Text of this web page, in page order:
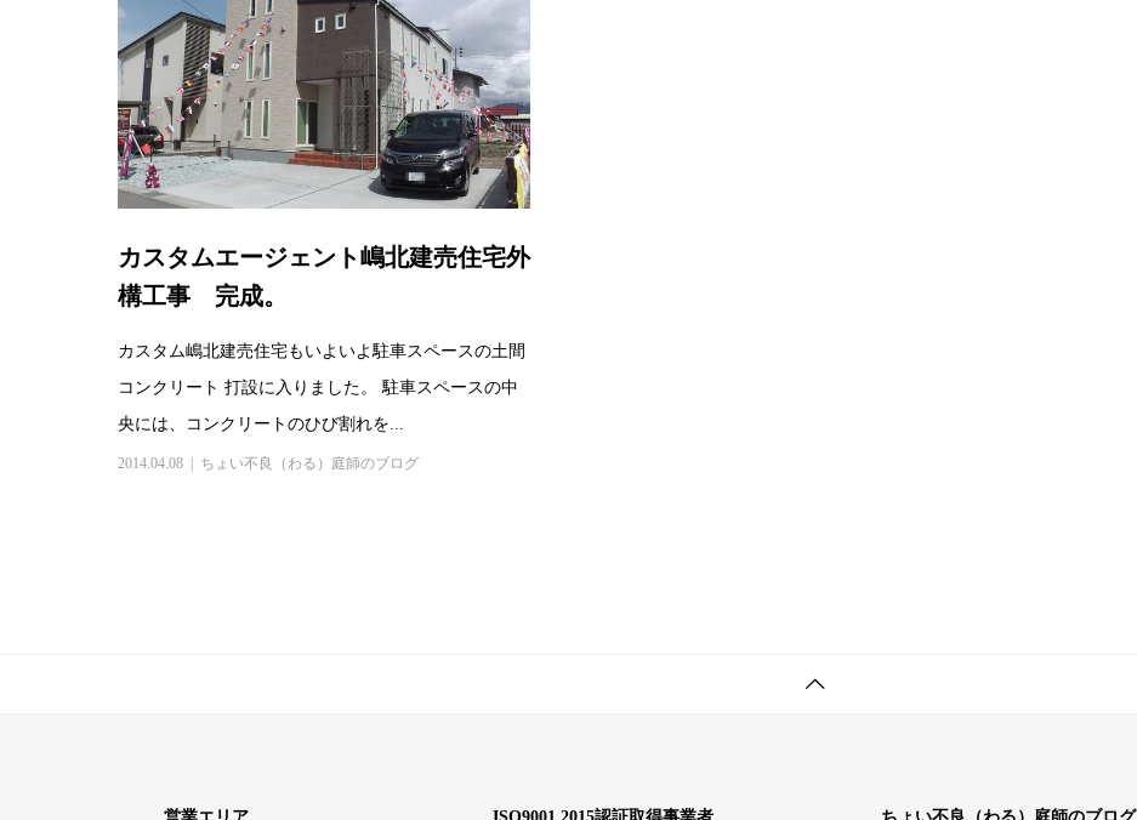
カスタムエージェント嶋北建売住宅外
構工事 完成。
カスタム嶋北建売住宅もいよいよ駐車スペースの土間
コンクリート 打設に入りました。 駐車スペースの中
央には、コンクリートのひび割れを...
2014.04.08 ちょい不良（わる）庭師のブログ